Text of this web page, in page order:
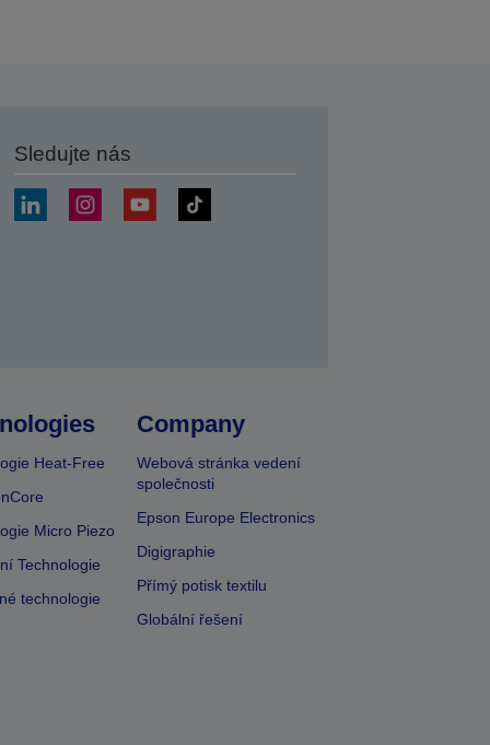
Sledujte nás
Heat-Free
Micro Piezo
Technologie
technologie
Company
Webová stránka vedení
společnosti
Epson Europe Electronics
Digigraphie
Přímý potisk textilu
Globální řešení